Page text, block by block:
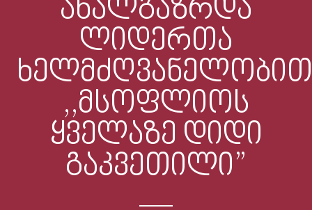
ახალგაზრდა
ლიდერთა
ხელმძღვანელობით
,,მსოფლიოს
ყველაზე დიდი
გაკვეთილი”